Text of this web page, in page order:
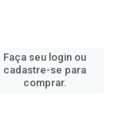
Faça seu login ou
cadastre-se para
comprar.